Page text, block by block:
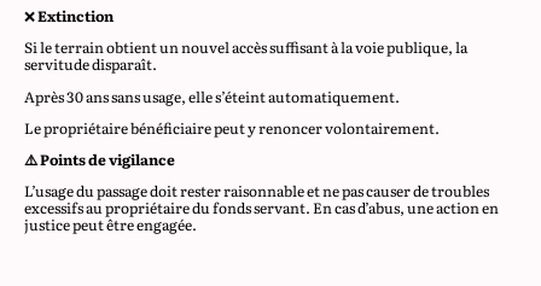
❌Extinction
Si le terrain obtient un nouvel accès suffisant à la voie publique, la
servitude disparaît.
Après 30 ans sans usage, elle s’éteint automatiquement.
Le propriétaire bénéficiaire peut y renoncer volontairement.
⚠️ Points de vigilance
L’usage du passage doit rester raisonnable et ne pas causer de troubles
excessifs au propriétaire du fonds servant. En cas d’abus, une action en
justice peut être engagée.